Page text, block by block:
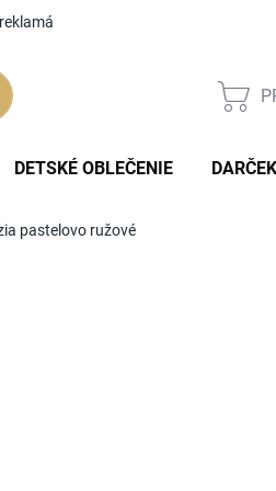
DETSKÉ OBLEČENIE
pastelovo ružové